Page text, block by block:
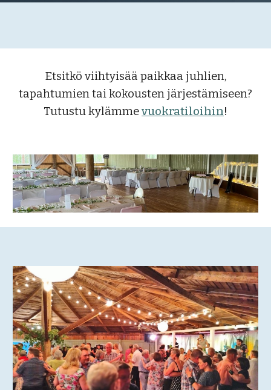
Etsitkö viihtyisää paikkaa juhlien,
tapahtumien tai kokousten järjestämiseen?
Tutustukylämmevuokratiloihin!